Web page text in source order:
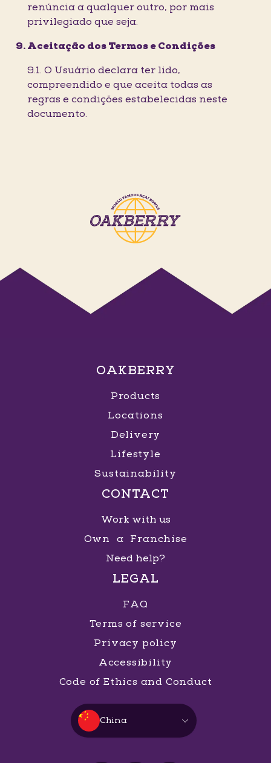
renúncia a qualquer outro, por mais
privilegiado que seja.
Aceitação dos Termos e Condições
9.1. O Usuário declara ter lido,
compreendido e que aceita todas as
regras e condições estabelecidas neste
documento.
OAKBERRY
Products
Locations
Delivery
Lifestyle
Sustainability
CONTACT
Work with us
Own a Franchise
Need help?
LEGAL
FAQ
Terms of service
Privacy policy
Accessibility
Code of Ethics and Conduct
China